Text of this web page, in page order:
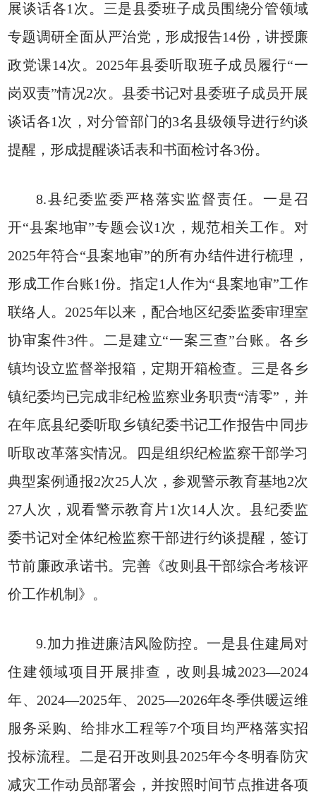
展谈话各1次。三是县委班子成员围绕分管领域
专题调研全面从严治党，形成报告14份，讲授廉
政党课14次。2025年县委听取班子成员履行“一
岗双责”情况2次。县委书记对县委班子成员开展
谈话各1次，对分管部门的3名县级领导进行约谈
提醒，形成提醒谈话表和书面检讨各3份。
8.县纪委监委严格落实监督责任。一是召
开“县案地审”专题会议1次，规范相关工作。对
2025年符合“县案地审”的所有办结件进行梳理，
形成工作台账1份。指定1人作为“县案地审”工作
联络人。2025年以来，配合地区纪委监委审理室
协审案件3件。二是建立“一案三查”台账。各乡
镇均设立监督举报箱，定期开箱检查。三是各乡
镇纪委均已完成非纪检监察业务职责“清零”，并
在年底县纪委听取乡镇纪委书记工作报告中同步
听取改革落实情况。四是组织纪检监察干部学习
典型案例通报2次25人次，参观警示教育基地2次
27人次，观看警示教育片1次14人次。县纪委监
委书记对全体纪检监察干部进行约谈提醒，签订
节前廉政承诺书。完善《改则县干部综合考核评
价工作机制》。
9.加力推进廉洁风险防控。一是县住建局对
住建领域项目开展排查，改则县城2023—2024
年、2024—2025年、2025—2026年冬季供暖运维
服务采购、给排水工程等7个项目均严格落实招
投标流程。二是召开改则县2025年今冬明春防灾
减灾工作动员部署会，并按照时间节点推进各项